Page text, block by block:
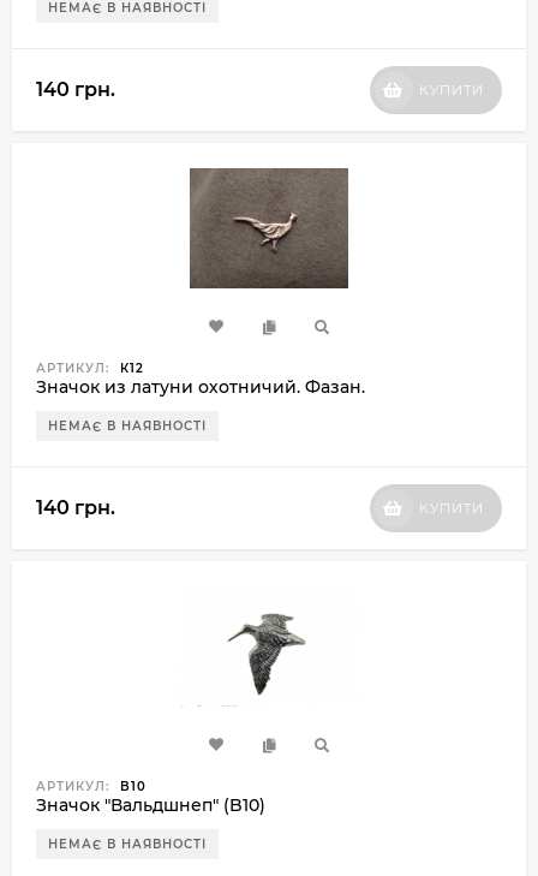
НЕМАЄ В НАЯВНОСТІ
140 грн. КУПИТИ
АРТИКУЛ: К12
Значок из латуни охотничий. Фазан.
НЕМАЄ В НАЯВНОСТІ
140 грн. КУПИТИ
АРТИКУЛ: B10
Значок "Вальдшнеп" (B10)
НЕМАЄ В НАЯВНОСТІ